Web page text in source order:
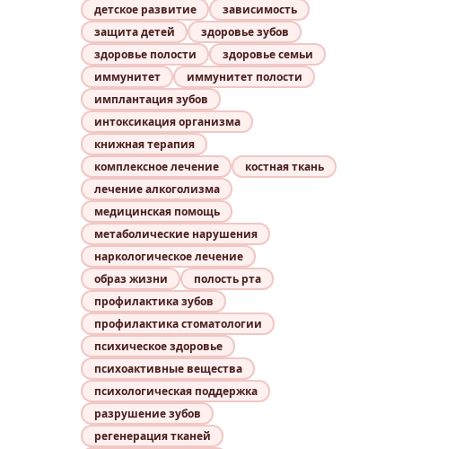
детское развитие
зависимость
защита детей
здоровье зубов
здоровье полости
здоровье семьи
иммунитет
иммунитет полости
имплантация зубов
интоксикация организма
книжная терапия
комплексное лечение
костная ткань
лечение алкоголизма
медицинская помощь
метаболические нарушения
наркологическое лечение
образ жизни
полость рта
профилактика зубов
профилактика стоматологии
психическое здоровье
психоактивные вещества
психологическая поддержка
разрушение зубов
регенерация тканей